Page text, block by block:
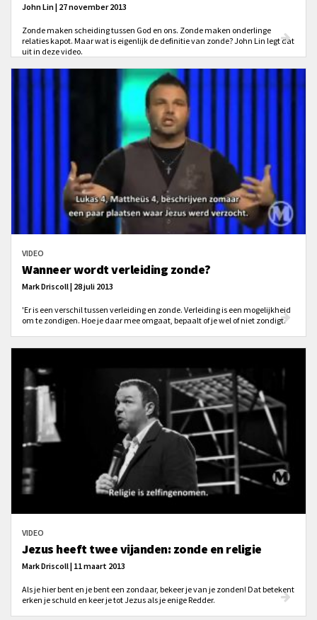
John Lin | 27 november 2013
Zonde maken scheiding tussen God en ons. Zonde maken onderlinge
relaties kapot. Maar wat is eigenlijk de definitie van zonde? John Lin legt dat
uit in deze video.
VIDEO
Wanneer wordt verleiding zonde?
Mark Driscoll | 28 juli 2013
'Er is een verschil tussen verleiding en zonde. Verleiding is een mogelijkheid
om te zondigen. Hoe je daar mee omgaat, bepaalt of je wel of niet zondigt.'
VIDEO
Jezus heeft twee vijanden: zonde en religie
Mark Driscoll | 11 maart 2013
Als je hier bent en je bent een zondaar, bekeer je van je zonden! Dat betekent
erken je schuld en keer je tot Jezus als je enige Redder.